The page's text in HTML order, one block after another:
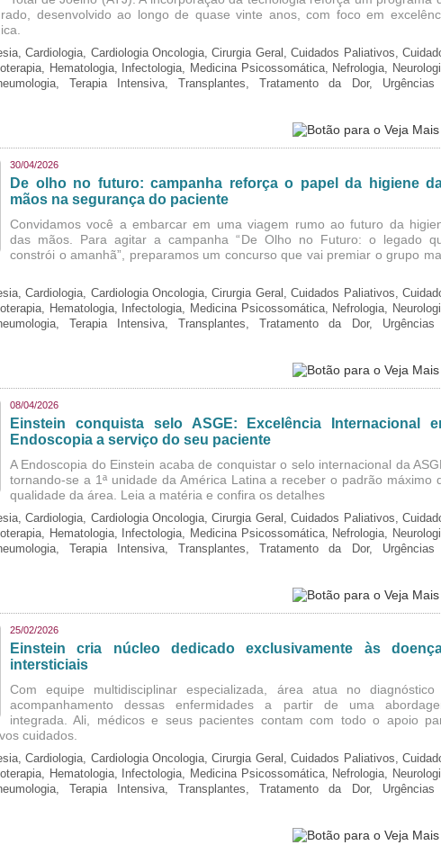
desenvolvido ao longo de quase vinte anos, com foco em
Cardiologia, Cardiologia Oncologia, Cirurgia Geral, Cuidados Paliativos,
Hematologia, Infectologia, Medicina Psicossomática, Nefrologia,
Terapia Intensiva, Transplantes, Tratamento da Dor,
30/04/2026
De olho no futuro: campanha reforça o papel da higiene
mãos na segurança do paciente
Convidamos você a embarcar em uma viagem rumo ao futuro da
das mãos. Para agitar a campanha “De Olho no Futuro: o legado
constrói o amanhã”, preparamos um concurso que vai premiar o grupo
Cardiologia, Cardiologia Oncologia, Cirurgia Geral, Cuidados Paliativos,
Hematologia, Infectologia, Medicina Psicossomática, Nefrologia,
Terapia Intensiva, Transplantes, Tratamento da Dor,
08/04/2026
Einstein conquista selo ASGE: Excelência Internacional
Endoscopia a serviço do seu paciente
A Endoscopia do Einstein acaba de conquistar o selo internacional da
tornando-se a 1ª unidade da América Latina a receber o padrão máximo
qualidade da área. Leia a matéria e confira os detalhes
Cardiologia, Cardiologia Oncologia, Cirurgia Geral, Cuidados Paliativos,
Hematologia, Infectologia, Medicina Psicossomática, Nefrologia,
Terapia Intensiva, Transplantes, Tratamento da Dor,
25/02/2026
Einstein cria núcleo dedicado exclusivamente às
intersticiais
Com equipe multidisciplinar especializada, área atua no diagnóstico
acompanhamento dessas enfermidades a partir de uma
integrada. Ali, médicos e seus pacientes contam com todo o apoio
cuidados.
Cardiologia, Cardiologia Oncologia, Cirurgia Geral, Cuidados Paliativos,
Hematologia, Infectologia, Medicina Psicossomática, Nefrologia,
Terapia Intensiva, Transplantes, Tratamento da Dor,